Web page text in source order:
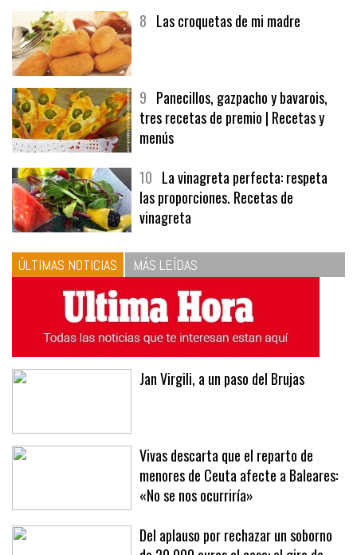
9Panecillos, gazpacho y bavarois,
tres recetas de premio | Recetas y
menús
10La vinagreta perfecta: respeta
las proporciones. Recetas de
vinagreta
ÚLTIMAS NOTICIAS MÁS LEÍDAS
Vivas descarta que el reparto de
menores de Ceuta afecte a Baleares:
«No se nos ocurriría»